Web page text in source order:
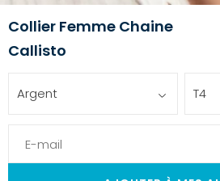
1 23
Collier Femme Chaine
Callisto
Argent T4